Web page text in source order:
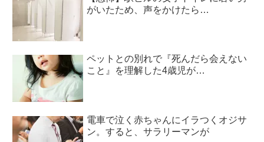
がいたため、声をかけたら…
ペットとの別れで『死んだら会えない
こと』を理解した4歳児が…
電車で泣く赤ちゃんにイラつくオジサ
ン。すると、サラリーマンが